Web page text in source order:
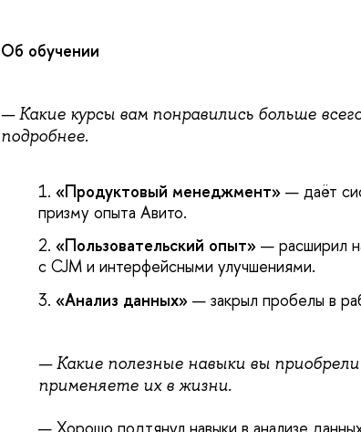
Об обучении
— Какие курсы вам понравились больше
подробнее.
«Продуктовый менеджмент» — даёт
призму опыта Авито.
«Пользовательский опыт» — расширил
с CJM и интерфейсными улучшениями.
«Анализ данных» — закрыл пробелы в
— Какие полезные навыки вы
применяете их в жизни.